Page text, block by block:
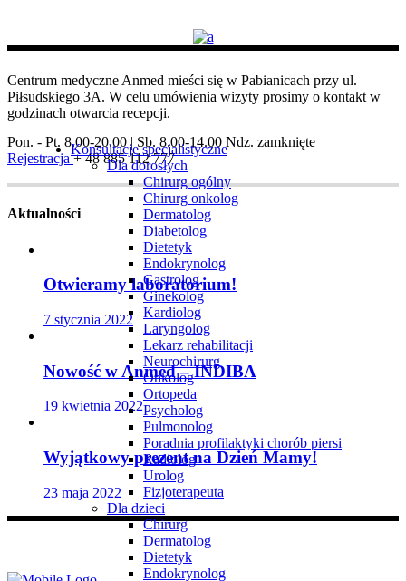
Centrum medyczne Anmed mieści się w Pabianicach przy ul.
Piłsudskiego 3A. W celu umówienia wizyty prosimy o kontakt w
godzinach otwarcia recepcji.
Pon. - Pt. 8.00-20.00 | Sb. 8.00-14.00 Ndz. zamknięte
Rejestracja + 48 885 112 777
Aktualności
Otwieramy laboratorium!
7 stycznia 2022
Nowość w Anmed – INDIBA
19 kwietnia 2022
Wyjątkowy prezent na Dzień Mamy!
23 maja 2022
Konsultacje specjalistyczne
Dla dorosłych
Chirurg ogólny
Chirurg onkolog
Dermatolog
Diabetolog
Dietetyk
Endokrynolog
Gastrolog
Ginekolog
Kardiolog
Laryngolog
Lekarz rehabilitacji
Neurochirurg
Onkolog
Ortopeda
Psycholog
Pulmonolog
Poradnia profilaktyki chorób piersi
Radiolog
Urolog
Fizjoterapeuta
Dla dzieci
Chirurg
Dermatolog
Dietetyk
Endokrynolog